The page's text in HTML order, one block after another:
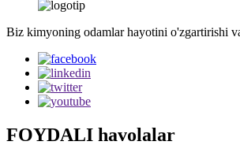
Biz kimyoning odamlar hayotini o'zgartirishi
FOYDALI havolalar